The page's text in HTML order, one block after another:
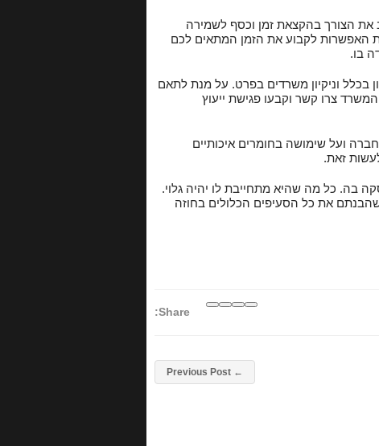
את הצורך בהקצאת זמן וכסף לשמירה
האפשרות לקבוע את הזמן המתאים לכם
בו.
בכלל וניקיון משרדים בפרט. על מנת לתאם
המשרד צרו קשר וקבעו פגישת ייעוץ
ועל שימושה בחומרים איכותיים
זאת.
בה. כל מה שהיא מתחייבת לו יהיה גלוי.
שהבנתם את כל הסעיפים הכלולים בחוזה
Share:
←
Previous Post